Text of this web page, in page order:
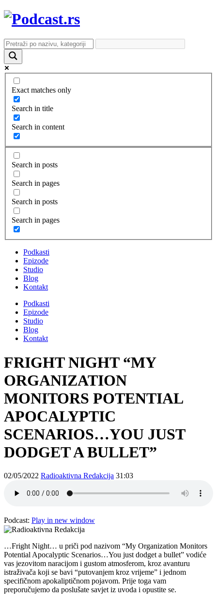
Exact matches only
Search in title
Search in content
Search in posts
Search in pages
Search in posts
Search in pages
Podkasti
Epizode
Studio
Blog
Kontakt
Podkasti
Epizode
Studio
Blog
Kontakt
FRIGHT NIGHT “MY
ORGANIZATION
MONITORS POTENTIAL
APOCALYPTIC
SCENARIOS…YOU JUST
DODGET A BULLET”
02/05/2022 Radioaktivna Redakcija 31:03
Podcast: Play in new window
…Fright Night… u priči pod nazivom “My Organization Monitors
Potential Apocalyptic Scenarios…You just dodget a bullet” vodiće
vas jezovitom naracijom i gustom atmosferom, kroz avanturu
istraživača koji se bavi “putovanjem kroz vrijeme” i jednom
specifičnom apokaliptičnom pojavom. Prije toga vam
preporučujemo da poslušate savjet iz uvoda i opustite se.